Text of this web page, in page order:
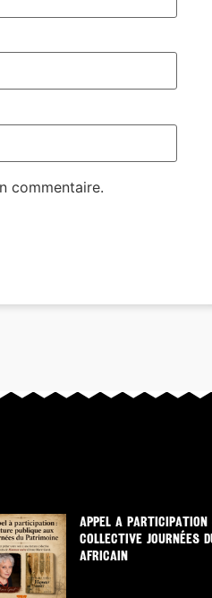
commentaire.
APPEL A
COLLECTIVE JOURNÉES
AFRICAIN